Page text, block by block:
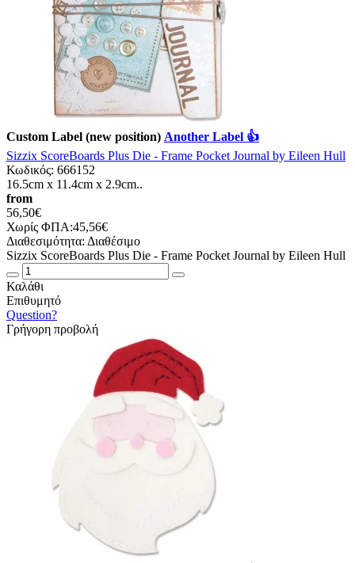
Custom Label (new position) Another Label 👍
Sizzix ScoreBoards Plus Die - Frame Pocket Journal by Eileen Hull
Κωδικός: 666152
16.5cm x 11.4cm x 2.9cm..
from
56,50€
Χωρίς ΦΠΑ:45,56€
Διαθεσιμότητα: Διαθέσιμο
Sizzix ScoreBoards Plus Die - Frame Pocket Journal by Eileen Hull
Καλάθι
Επιθυμητό
Question?
Γρήγορη προβολή